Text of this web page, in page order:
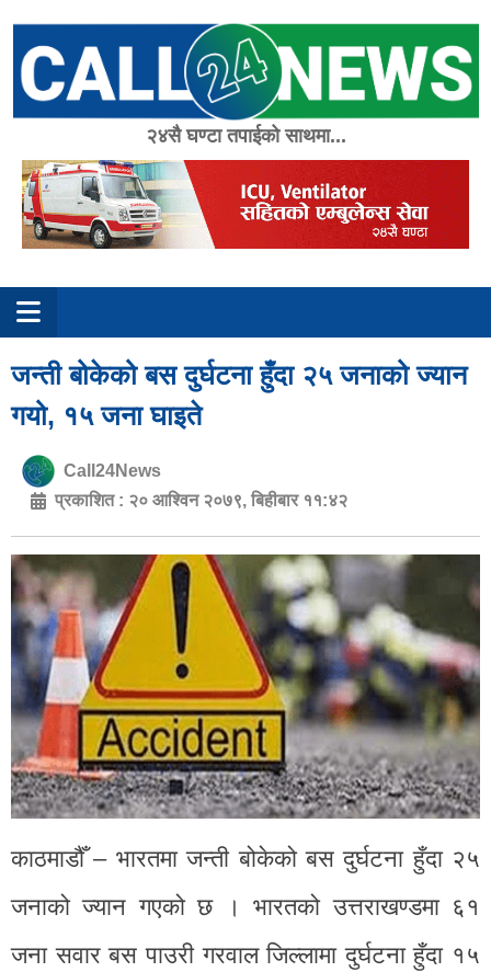
content
२४सै घण्टा तपाईको साथमा...
जन्ती बोकेको बस दुर्घटना हुँदा २५ जनाको ज्यान
गयो, १५ जना घाइते
Call24News
प्रकाशित : २० आश्विन २०७९, बिहीबार ११:४२
काठमाडौँ – भारतमा जन्ती बोकेको बस दुर्घटना हुँदा २५
जनाको ज्यान गएको छ । भारतको उत्तराखण्डमा ६१
जना सवार बस पाउरी गरवाल जिल्लामा दुर्घटना हुँदा १५